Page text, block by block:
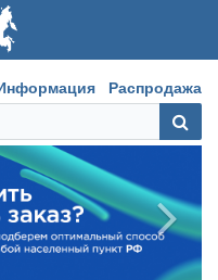
Распродажа